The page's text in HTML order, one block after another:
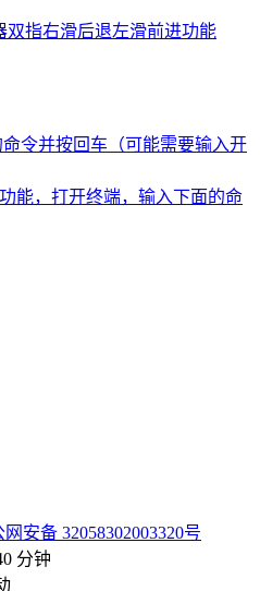
双指右滑后退左滑前进功能
令并按回车（可能需要输入开
能，打开终端，输入下面的命
网安备 32058302003320号
分钟